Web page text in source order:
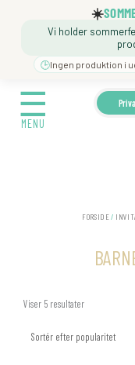
☀️
Vi holder
🕒Ingen produktion i
☰
MENU
☰
MENU
🍼 BARNEDÅB
FORSIDE/
Viser 5 resultaterSorteret